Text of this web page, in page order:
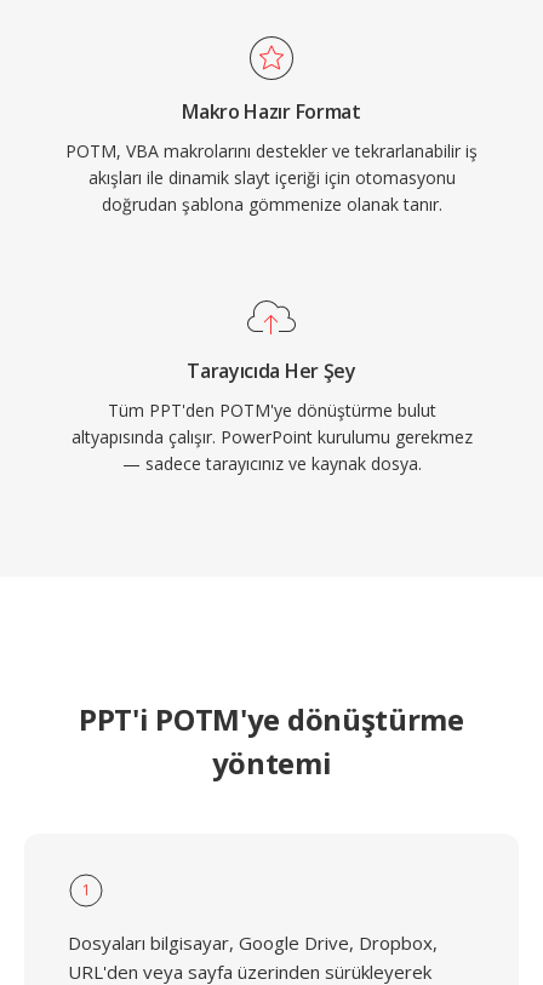
Makro Hazır Format
POTM, VBA makrolarını destekler ve tekrarlanabilir iş
akışları ile dinamik slayt içeriği için otomasyonu
doğrudan şablona gömmenize olanak tanır.
Tarayıcıda Her Şey
Tüm PPT'den POTM'ye dönüştürme bulut
altyapısında çalışır. PowerPoint kurulumu gerekmez
— sadece tarayıcınız ve kaynak dosya.
PPT'i POTM'ye dönüştürme
yöntemi
1
Dosyaları bilgisayar, Google Drive, Dropbox,
URL'den veya sayfa üzerinden sürükleyerek